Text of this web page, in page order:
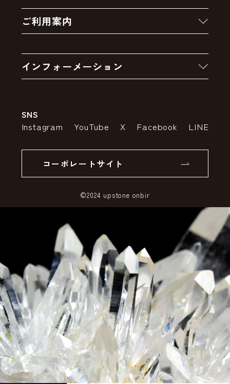
クーポン
卸販売・大量注文
アウトレットセール
ご利用案内
お支払いについて
インフォーメーション
特定商取引法の表示
SSLサーバー証明書とは
SNS
Instagram YouTube X Facebook LINE
コーポレートサイト
©2024 upstone onbir